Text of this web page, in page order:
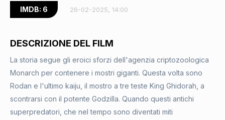
IMDB: 6 26-02-2025, 14:00
DESCRIZIONE DEL FILM
La storia segue gli eroici sforzi dell'agenzia criptozoologica
Monarch per contenere i mostri giganti. Questa volta sono
Rodan e l'ultimo kaiju, il mostro a tre teste King Ghidorah, a
scontrarsi con il potente Godzilla. Quando questi antichi
superpredatori, che nel tempo sono diventati miti